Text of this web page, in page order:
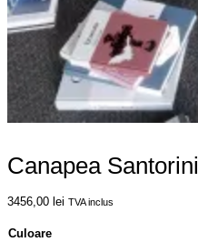
Canapea Santorini
3456,00 lei TVA inclus
Culoare